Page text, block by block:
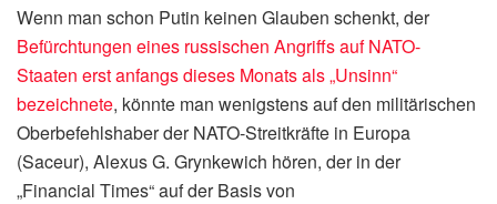
Wenn man schon Putin keinen Glauben schenkt, der
Befürchtungen eines russischen Angriffs auf NATO-
Staaten erst anfangs dieses Monats als „Unsinn“
bezeichnete, könnte man wenigstens auf den militärischen
Oberbefehlshaber der NATO-Streitkräfte in Europa
(Saceur), Alexus G. Grynkewich hören, der in der
„Financial Times“ auf der Basis von